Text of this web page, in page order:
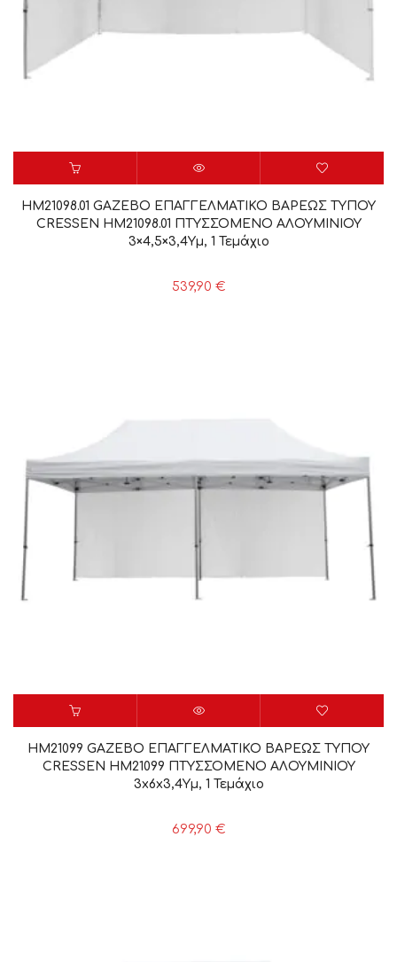
HM21098.01 GAZEBO ΕΠΑΓΓΕΛΜΑΤΙΚΟ ΒΑΡΕΩΣ ΤΥΠΟΥ
CRESSEN HM21098.01 ΠΤΥΣΣΟΜΕΝΟ ΑΛΟΥΜΙΝΙΟΥ
3×4,5×3,4Yμ, 1 Τεμάχιο
539,90 €
HM21099 GAZEBO ΕΠΑΓΓΕΛΜΑΤΙΚΟ ΒΑΡΕΩΣ ΤΥΠΟΥ
CRESSEN HM21099 ΠΤΥΣΣΟΜΕΝΟ ΑΛΟΥΜΙΝΙΟΥ
3x6x3,4Yμ, 1 Τεμάχιο
699,90 €